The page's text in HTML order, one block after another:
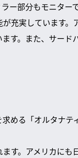
ー部分もモニター
充実しています。
す。また、サード
める「オルタナテ
す。アメリカにも